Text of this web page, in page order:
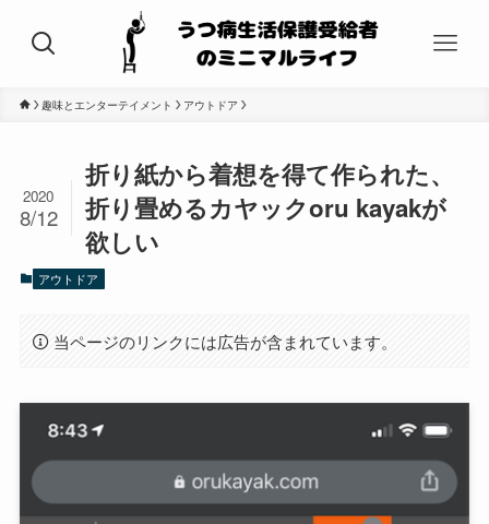
趣味とエンターテイメント アウトドア
折り紙から着想を得て作られた、
折り畳めるカヤックoru kayakが
欲しい
2020
8/12
アウトドア
当ページのリンクには広告が含まれています。